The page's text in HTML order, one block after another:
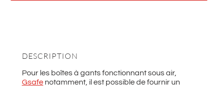
DESCRIPTION
Pour les boîtes à gants fonctionnant sous air,
Gsafenotamment, il est possible de fournir un